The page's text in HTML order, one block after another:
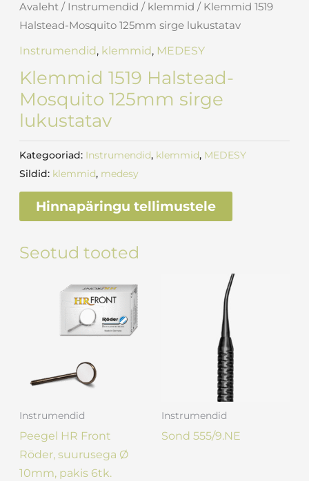
Avaleht / Instrumendid / klemmid / Klemmid 1519
Halstead-Mosquito 125mm sirge lukustatav
Instrumendid, klemmid, MEDESY
Klemmid 1519 Halstead-
Mosquito 125mm sirge
lukustatav
Kategooriad: Instrumendid, klemmid, MEDESY
Sildid: klemmid, medesy
Hinnapäringu tellimustele
Seotud tooted
Instrumendid
Peegel HR Front
Röder, suurusega Ø
10mm, pakis 6tk.
Instrumendid
Sond 555/9.NE